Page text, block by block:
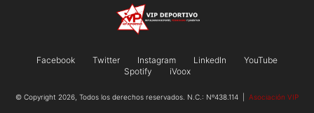
Facebook Twitter Instagram LinkedIn
YouTube
Spotify
iVoox
© Copyright 2026, Todos los derechos reservados. N.C.: Nº438.114 | Asociación VIP